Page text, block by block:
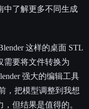
中了解更多不同生成
这样的桌面 STL
需要将文件转换为
强大的编辑工具
，把模型调整到我想
但结果是值得的。